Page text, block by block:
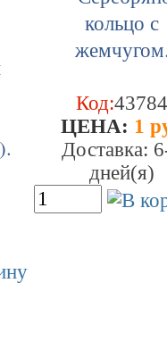
Код:43784
ЦEHA: 1
Доставка:
дней(я)